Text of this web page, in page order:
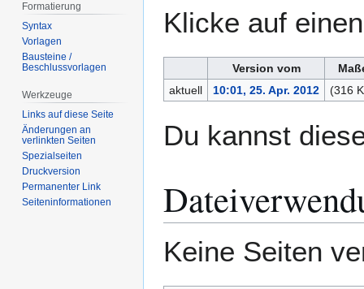
Klicke auf
Version vom
aktuell
10:01, 25. Apr. 2012 (316
Du kannst
Keine Seiten
Formatierung
Syntax
Vorlagen
Bausteine /
Beschlussvorlagen
Werkzeuge
Links auf diese Seite
Änderungen an
verlinkten Seiten
Spezialseiten
Druckversion
Permanenter Link
Seiten­­informationen